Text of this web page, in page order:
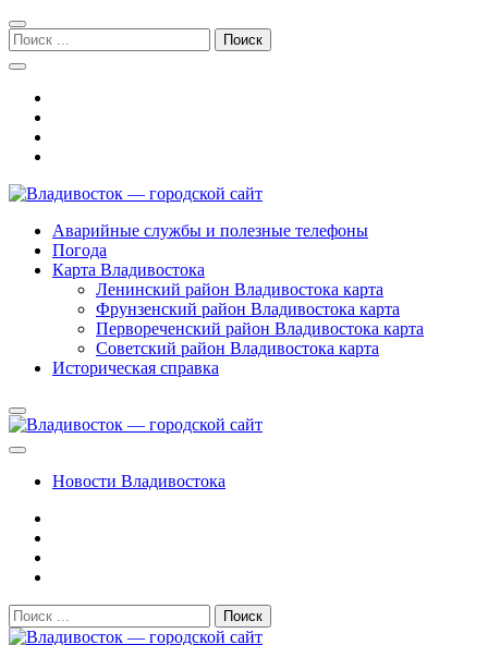
Перейти
к
навигации
Перейти
к
содержимому
Поиск:
Владивосток — городской сайт
Аварийные службы и полезные телефоны
Погода
Карта Владивостока
Ленинский район Владивостока карта
Фрунзенский район Владивостока карта
Первореченский район Владивостока карта
Советский район Владивостока карта
Историческая справка
Новости Владивостока
Поиск: